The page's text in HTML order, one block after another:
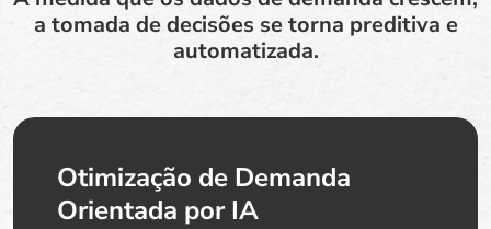
a tomada de decisões se torna preditiva e
automatizada.
Otimização de Demanda
Orientada por IA